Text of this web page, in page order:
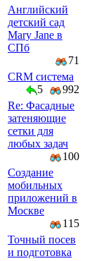
Английский
детский сад
Mary Jane в
СПб
71
CRM система
5
992
Re: Фасадные
затеняющие
сетки для
любых задач
100
Создание
мобильных
приложений в
Москве
115
Точный посев
и подготовка